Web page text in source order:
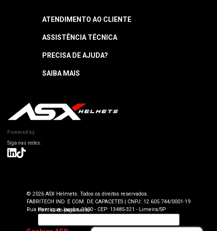
ATENDIMENTO AO CLIENTE
Central de Atendimento
Sexta: 8h às 17h
Horário sujeito a alteração
ASSISTÊNCIA TÉCNICA
Garantia
Manuais
PRECISA DE AJUDA?
Como Navegar
Segurança e Privacidade
Cancelamento
SAIBA MAIS
Dúvidas Frequentes
Trabalhe Conosco
Powered by
© 2026 ASX Helmets. Todos os direitos reservados.
FABRITECH IND. E COM. DE CAPACETES | CNPJ: 12.605.744/0001-19
Rua Henrique Jacobs, 2100 - CEP: 13485-321 - Limeira/SP